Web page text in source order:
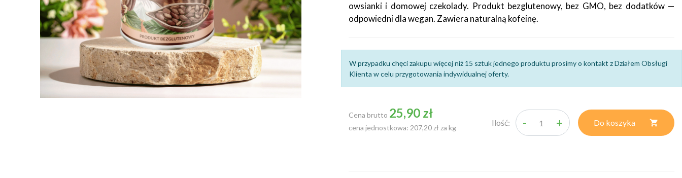
owsianki i domowej czekolady. Produkt bezglutenowy, bez GMO, bez dodatków —
odpowiedni dla wegan. Zawiera naturalną kofeinę.
W przypadku chęci zakupu więcej niż 15 sztuk jednego produktu prosimy o kontakt z Działem Obsługi
Klienta w celu przygotowania indywidualnej oferty.
Cena brutto 25,90 zł
cena jednostkowa: 207,20 zł za kg Ilość: - + Do koszyka 